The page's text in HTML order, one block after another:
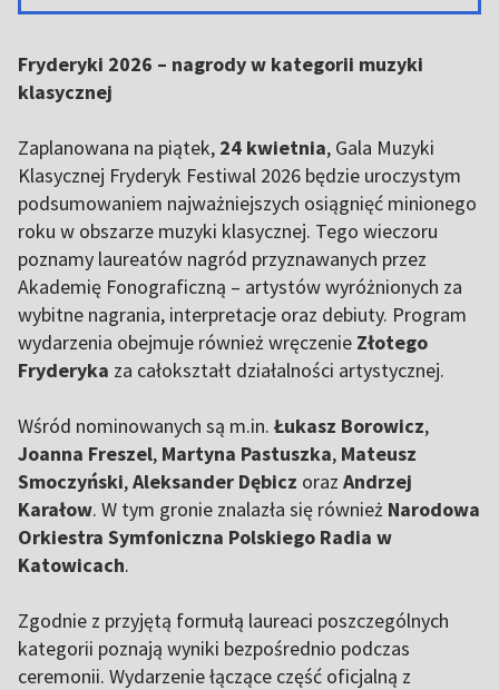
Fryderyki 2026 – nagrody w kategorii muzyki
klasycznej
Zaplanowana na piątek, 24 kwietnia, Gala Muzyki
Klasycznej Fryderyk Festiwal 2026 będzie uroczystym
podsumowaniem najważniejszych osiągnięć minionego
roku w obszarze muzyki klasycznej. Tego wieczoru
poznamy laureatów nagród przyznawanych przez
Akademię Fonograficzną – artystów wyróżnionych za
wybitne nagrania, interpretacje oraz debiuty. Program
wydarzenia obejmuje również wręczenie Złotego
Fryderyka za całokształt działalności artystycznej.
Wśród nominowanych są m.in.Łukasz Borowicz,
Joanna Freszel, Martyna Pastuszka, Mateusz
Smoczyński,Aleksander Dębicz oraz Andrzej
Karałow. W tym gronie znalazła się również Narodowa
Orkiestra Symfoniczna Polskiego Radia w
Katowicach.
Zgodnie z przyjętą formułą laureaci poszczególnych
kategorii poznają wyniki bezpośrednio podczas
ceremonii. Wydarzenie łączące część oficjalną z